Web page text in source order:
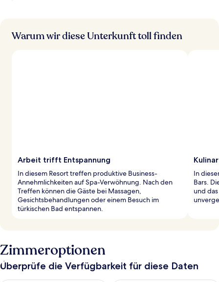
Warum wir diese Unterkunft toll finden
Arbeit trifft Entspannung
In diesem Resort treffen produktive Business-
Annehmlichkeiten auf Spa-Verwöhnung. Nach den
Treffen können die Gäste bei Massagen,
Gesichtsbehandlungen oder einem Besuch im
türkischen Bad entspannen.
In
Bars.
und
Zimmeroptionen
Überprüfe die Verfügbarkeit für diese Daten